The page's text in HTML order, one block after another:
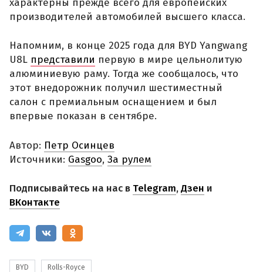
характерны прежде всего для европейских
производителей автомобилей высшего класса.
Напомним, в конце 2025 года для BYD Yangwang
U8L представили первую в мире цельнолитую
алюминиевую раму. Тогда же сообщалось, что
этот внедорожник получил шестиместный
салон с премиальным оснащением и был
впервые показан в сентябре.
Автор: Петр Осинцев
Источники: Gasgoo, За рулем
Подписывайтесь на нас в Telegram,Дзен и
ВКонтакте
BYD Rolls-Royce